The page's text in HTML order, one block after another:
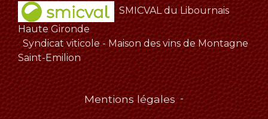
SMICVAL du Libournais
Haute Gironde
Syndicat viticole - Maison des vins de Montagne
Saint-Emilion
Mentions légales -